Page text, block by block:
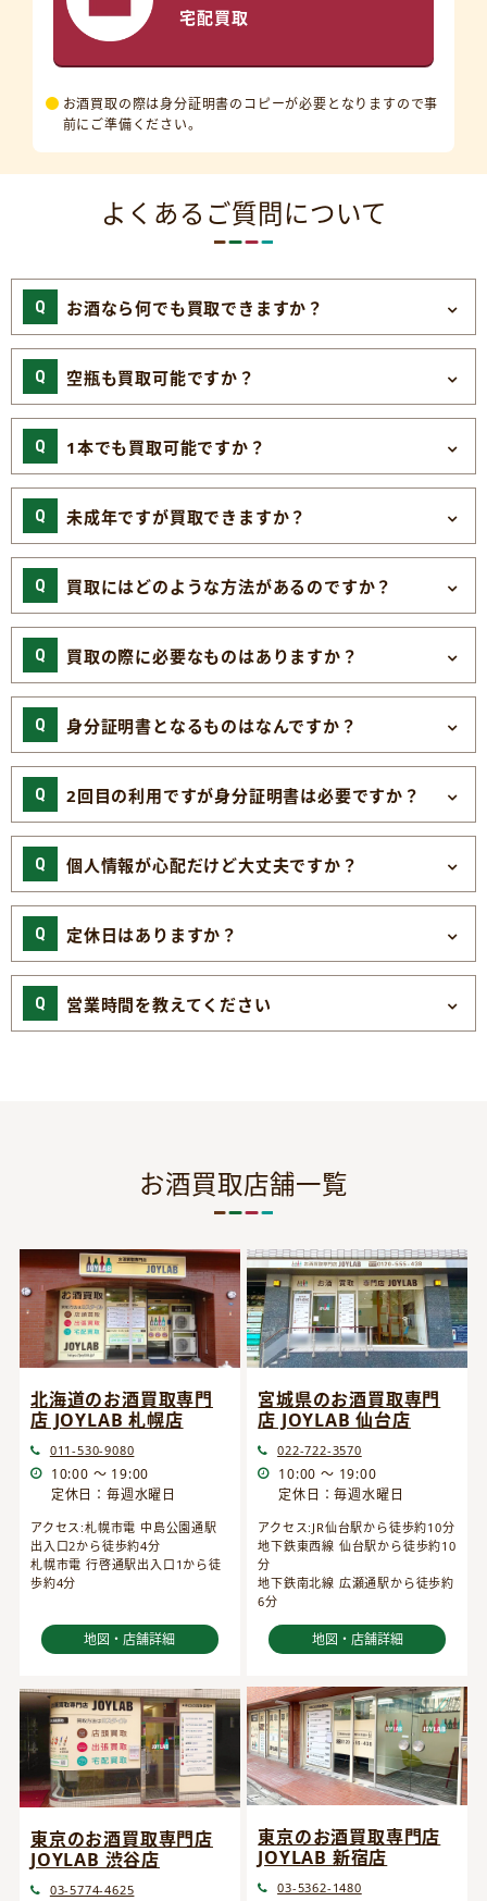
宅配買取
お酒買取の際は身分証明書のコピーが必要となりますので事
前にご準備ください。
よくあるご質問について
お酒なら何でも買取できますか？
空瓶も買取可能ですか？
1本でも買取可能ですか？
未成年ですが買取できますか？
買取にはどのような方法があるのですか？
買取の際に必要なものはありますか？
身分証明書となるものはなんですか？
2回目の利用ですが身分証明書は必要ですか？
個人情報が心配だけど大丈夫ですか？
定休日はありますか？
営業時間を教えてください
お酒買取店舗一覧
北海道のお酒買取専門
店 JOYLAB 札幌店
011-530-9080
10:00 ～ 19:00
定休日：毎週水曜日
アクセス:札幌市電 中島公園通駅
出入口2から徒歩約4分
札幌市電 行啓通駅出入口1から徒
歩約4分
地図・店舗詳細
宮城県のお酒買取専門
店 JOYLAB 仙台店
022-722-3570
10:00 ～ 19:00
定休日：毎週水曜日
アクセス:JR仙台駅から徒歩約10分
地下鉄東西線 仙台駅から徒歩約10
分
地下鉄南北線 広瀬通駅から徒歩約
6分
地図・店舗詳細
東京のお酒買取専門店
JOYLAB 渋谷店
03-5774-4625
東京のお酒買取専門店
JOYLAB 新宿店
03-5362-1480